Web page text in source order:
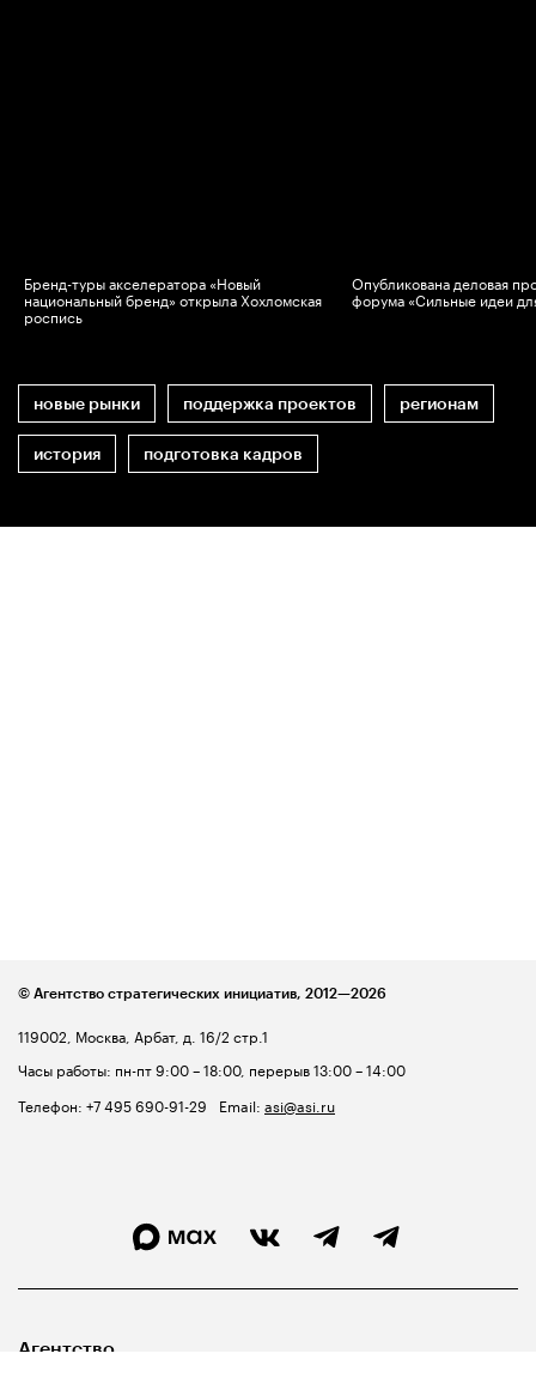
Бренд-туры акселератора «Новый
национальный бренд» открыла Хохломская
роспись
Опубликована деловая
форума «Сильные идеи
новые рынки поддержка проектов регионам
история подготовка кадров
119002, Москва, Арбат, д. 16/2 стр.1
Часы работы: пн-пт 9:00 – 18:00, перерыв 13:00 – 14:00
Телефон: +7 495 690-91-29 Email: asi@asi.ru
© Агентство стратегических инициатив, 2012—2026
Агентство